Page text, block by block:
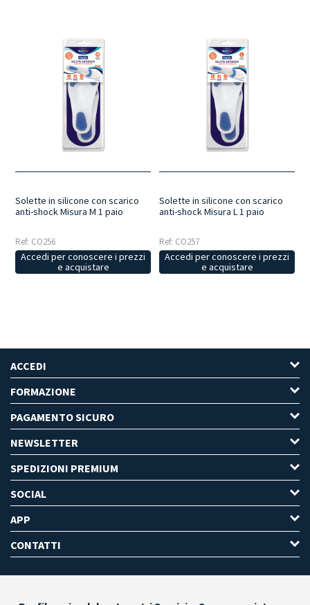
Solette in silicone con scarico
anti-shock Misura M 1 paio
Ref: CO256
Accedi per conoscere i prezzi
e acquistare
Solette in silicone con scarico
anti-shock Misura L 1 paio
Ref: CO257
Accedi per conoscere i prezzi
e acquistare
ACCEDI
FORMAZIONE
PAGAMENTO SICURO
NEWSLETTER
SPEDIZIONI PREMIUM
SOCIAL
APP
CONTATTI